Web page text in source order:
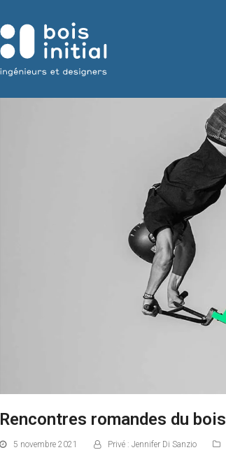
Rencontres romandes du bois
5 novembre 2021 Privé : Jennifer Di Sanzio